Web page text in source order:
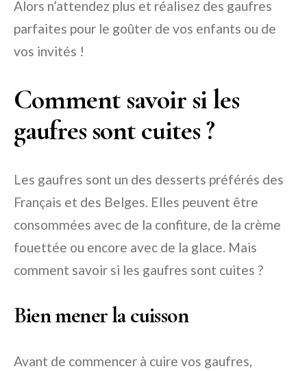
Alors n’attendez plus et réalisez des gaufres
parfaites pour le goûter de vos enfants ou de
vos invités !
Comment savoir si les
gaufres sont cuites ?
Les gaufres sont un des desserts préférés des
Français et des Belges. Elles peuvent être
consommées avec de la confiture, de la crème
fouettée ou encore avec de la glace. Mais
comment savoir si les gaufres sont cuites ?
Bien mener la cuisson
Avant de commencer à cuire vos gaufres,